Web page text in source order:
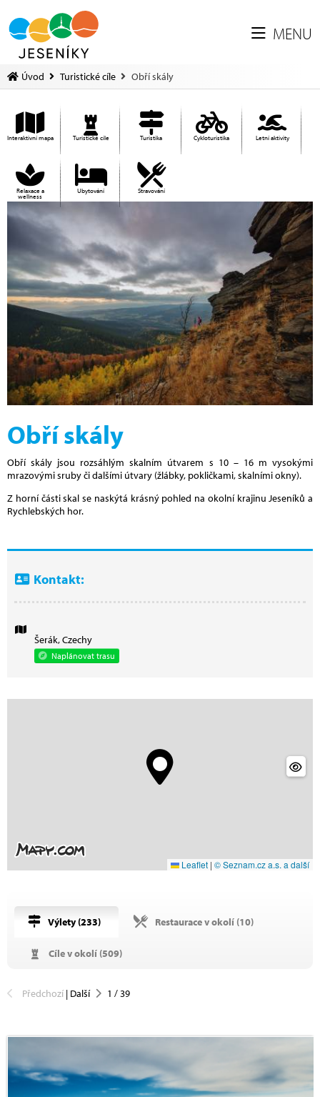
MENU
Úvod Turistické cíle Obří skály
Interaktivní mapa Turistické cíle Turistika Cykloturistika Letní aktivity
Relaxace a
wellness
Ubytování Stravování
Obří skály
Obří skály jsou rozsáhlým skalním útvarem s 10 – 16 m vysokými
mrazovými sruby či dalšími útvary (žlábky, pokličkami, skalními okny).
Z horní části skal se naskýtá krásný pohled na okolní krajinu Jeseníků a
Rychlebských hor.
Kontakt:
Šerák, Czechy
Naplánovat trasu
Leaflet | © Seznam.cz a.s. a další
Výlety (233) Restaurace v okolí (10)
Cíle v okolí (509)
Předchozí | Další 1 /39